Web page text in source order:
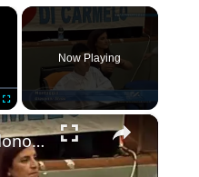
×
Fullscreen
Now Playing
×
Carmelo e "il dono più grande"